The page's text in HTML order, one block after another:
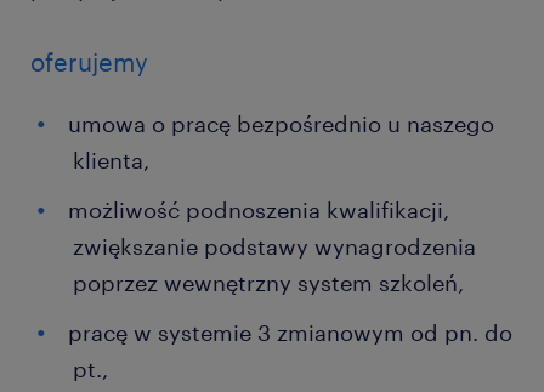
oferujemy
umowa o pracę bezpośrednio u naszego
klienta,
możliwość podnoszenia kwalifikacji,
zwiększanie podstawy wynagrodzenia
poprzez wewnętrzny system szkoleń,
pracę w systemie 3 zmianowym od pn. do
pt.,